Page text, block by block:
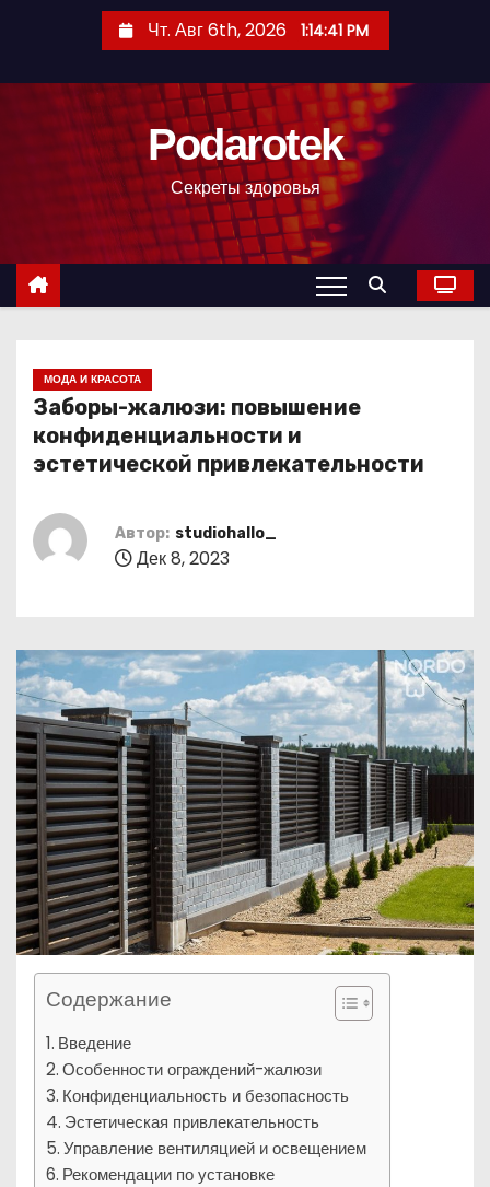
с
Чт. Авг 6th, 2026 1:14:42 PM
Podarotek
Секреты здоровья
МОДА И КРАСОТА
Заборы-жалюзи: повышение
конфиденциальности и
эстетической привлекательности
Автор: studiohallo_
Дек 8, 2023
Содержание
Введение
Особенности ограждений-жалюзи
Конфиденциальность и безопасность
Эстетическая привлекательность
Управление вентиляцией и освещением
Рекомендации по установке